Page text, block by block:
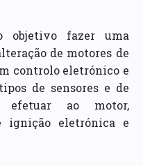
objetivo fazer uma
de motores de
controlo eletrónico e
de sensores e de
efetuar ao motor,
ignição eletrónica e